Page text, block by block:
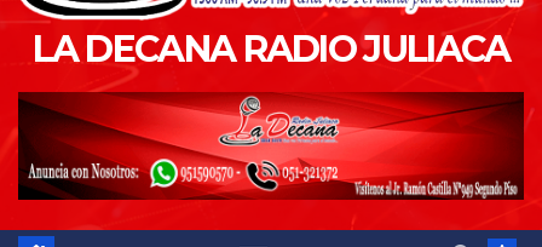
LA DECANA RADIO JULIACA